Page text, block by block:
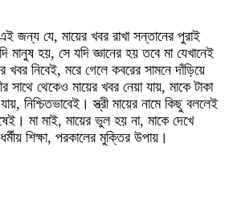
জন্য যে, মায়ের খবর রাখা সন্তানের পুরাই
মানুষ হয়, সে যদি জ্ঞানের হয় তবে মা যেখানেই
খবর নিবেই, মরে গেলে কবরের সামনে দাঁড়িয়ে
থেকেও মায়ের খবর নেয়া যায়, মাকে টাকা
নিশ্চিতভাবেই। স্ত্রী মায়ের নামে কিছু বললেই
মা মাই, মায়ের ভুল হয় না, মাকে দেখে
শিক্ষা, পরকালের মুক্তির উপায়।